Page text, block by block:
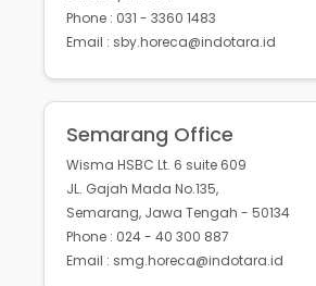
Phone : 031 - 3360 1483
Email : sby.horeca@indotara.id
Semarang Office
Wisma HSBC Lt. 6 suite 609
JL. Gajah Mada No.135,
Semarang, Jawa Tengah - 50134
Phone : 024 - 40 300 887
Email : smg.horeca@indotara.id